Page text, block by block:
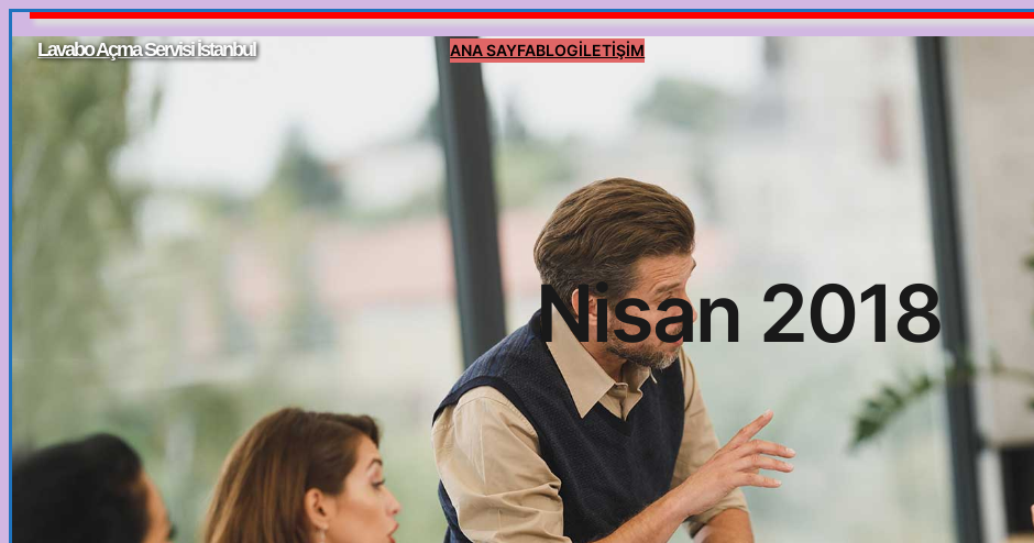
İçeriğe
geçLavabo Açma Servisi İstanbul ANA SAYFABLOGİLETİŞİM
Nisan 2018